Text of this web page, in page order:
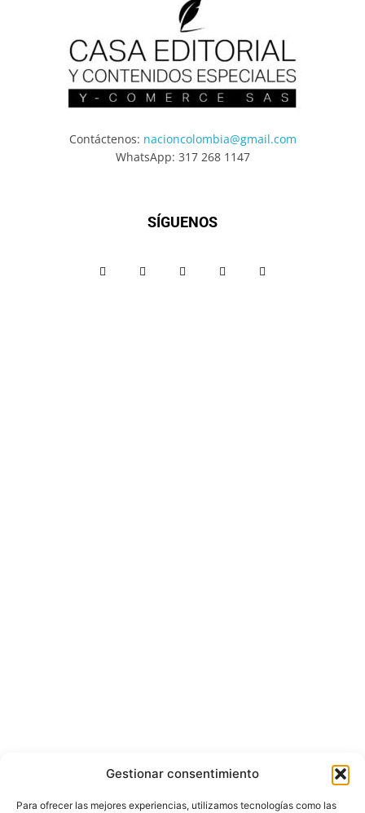
Gestionar consentimiento
Para ofrecer las mejores experiencias, utilizamos tecnologías como las
Contáctenos: nacioncolombia@gmail.com
WhatsApp: 317 268 1147
SÍGUENOS